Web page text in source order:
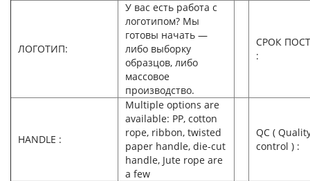
ЛОГОТИП:
У вас есть работа с
логотипом? Мы
готовы начать —
либо выборку
образцов, либо
массовое
производство.
СРОК
:
HANDLE :
Multiple options are
available: PP, cotton
rope, ribbon, twisted
paper handle, die-cut
handle, Jute rope are
a few
QC (
control ) :